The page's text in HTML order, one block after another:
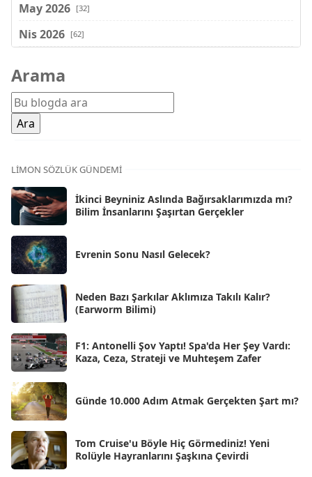
May 2026 [32]
Nis 2026 [62]
Şub 2026
Oca 2026 [72]
Ara 2025
Kas 2025
Eki 2025
Eyl 2025 [56]
Ağu 2025
Tem 2025
Haz 2025
May 2025 [54]
Nis 2025 [56]
Mar 2025
Şub 2025
Oca 2025
Ara 2024 [25]
Kas 2024
Arama
LIMON SÖZLÜK GÜNDEMI
İkinci Beyniniz Aslında Bağırsaklarımızda mı?
Bilim İnsanlarını Şaşırtan Gerçekler
Evrenin Sonu Nasıl Gelecek?
Neden Bazı Şarkılar Aklımıza Takılı Kalır?
(Earworm Bilimi)
F1: Antonelli Şov Yaptı! Spa'da Her Şey Vardı:
Kaza, Ceza, Strateji ve Muhteşem Zafer
Günde 10.000 Adım Atmak Gerçekten Şart mı?
Tom Cruise'u Böyle Hiç Görmediniz! Yeni
Rolüyle Hayranlarını Şaşkına Çevirdi